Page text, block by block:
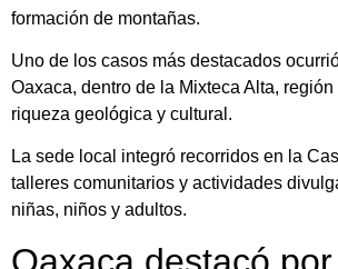
formación de montañas.
Uno de los casos más destacados
Oaxaca, dentro de la Mixteca Alta,
riqueza geológica y cultural.
La sede local integró recorridos en la
talleres comunitarios y actividades
niñas, niños y adultos.